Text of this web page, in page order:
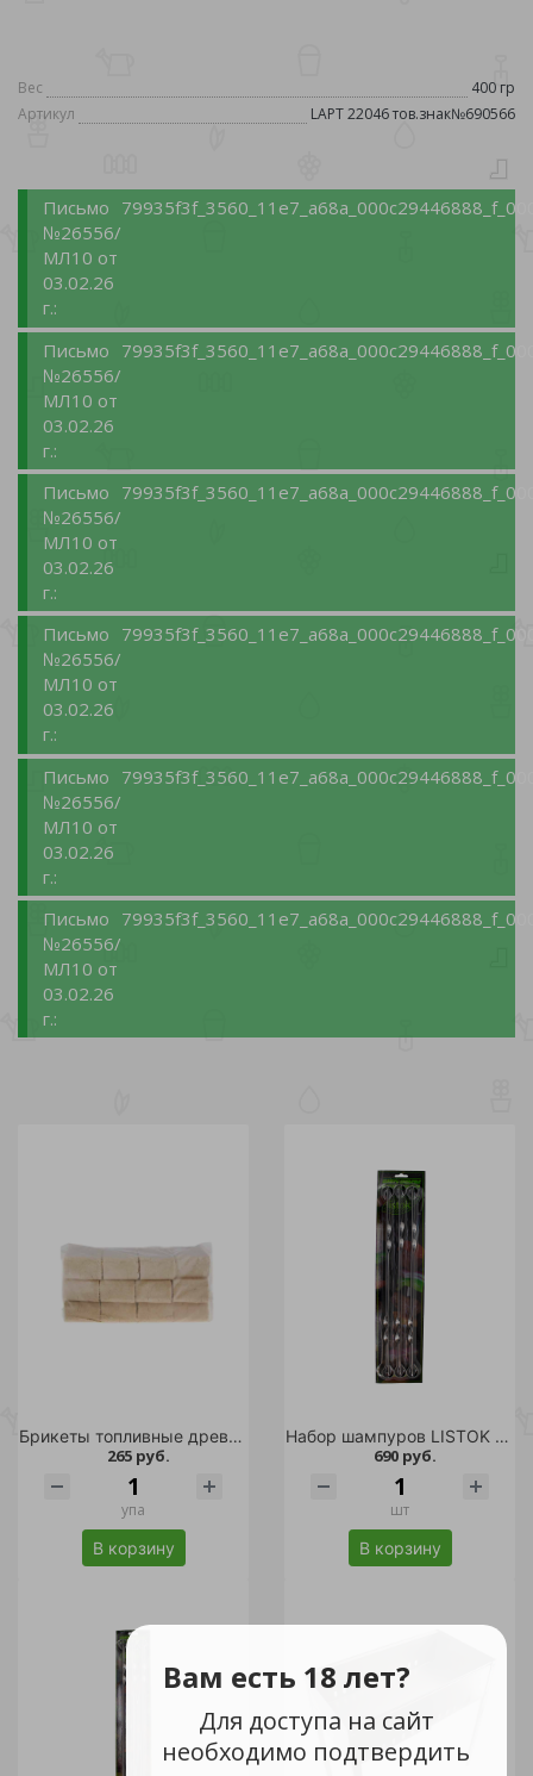
Вам есть 18 лет?
Для доступа на сайт
необходимо подтвердить
Вес
400 гр
Артикул
LAPT 22046 тов.знак№690566
Письмо
№26556/
МЛ10 от
03.02.26
г.:
Письмо
№26556/
МЛ10 от
03.02.26
г.:
Письмо
№26556/
МЛ10 от
03.02.26
г.:
Письмо
№26556/
МЛ10 от
03.02.26
г.:
Письмо
№26556/
МЛ10 от
03.02.26
г.:
Письмо
№26556/
МЛ10 от
03.02.26
г.:
Брикеты топливные древесные 12шт /1/96
265 руб.
упа
В корзину
Набор шампуров LISTOK 6шт /24
690 руб.
шт
В корзину